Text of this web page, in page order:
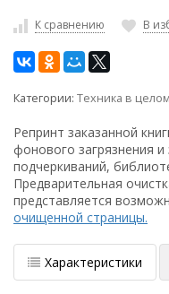
К сравнению В
Категории: Техника в
Репринт заказанной
фонового загрязнения
подчеркиваний,
Предварительная
представляется
очищенной страницы.
Характеристики